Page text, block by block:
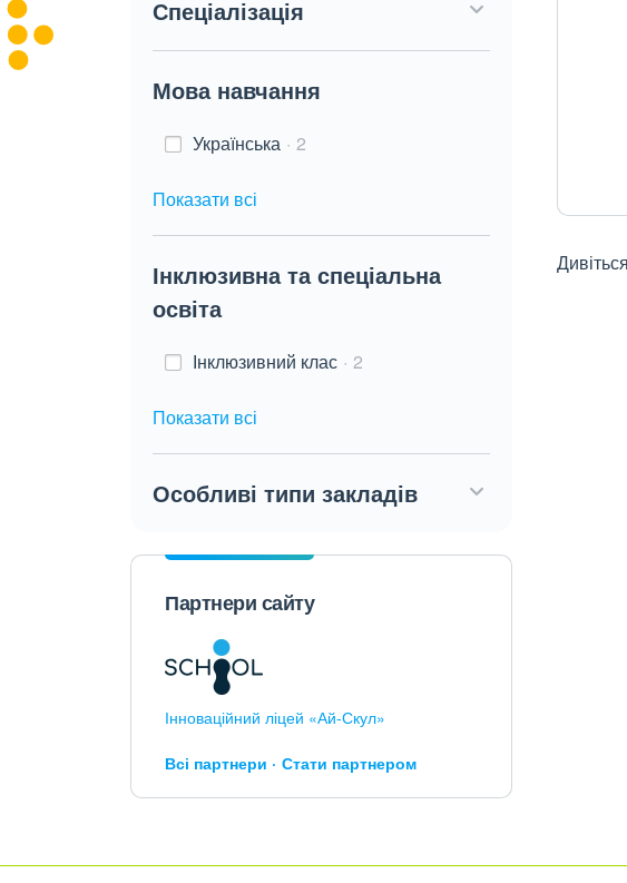
Спеціалізація
Мова навчання
Українська 2
Показати всі
Інклюзивна та спеціальна
освіта
Інклюзивний клас 2
Показати всі
Особливі типи закладів
Партнери сайту
Інноваційний ліцей «Ай-Скул»
Всі партнери Стати партнером